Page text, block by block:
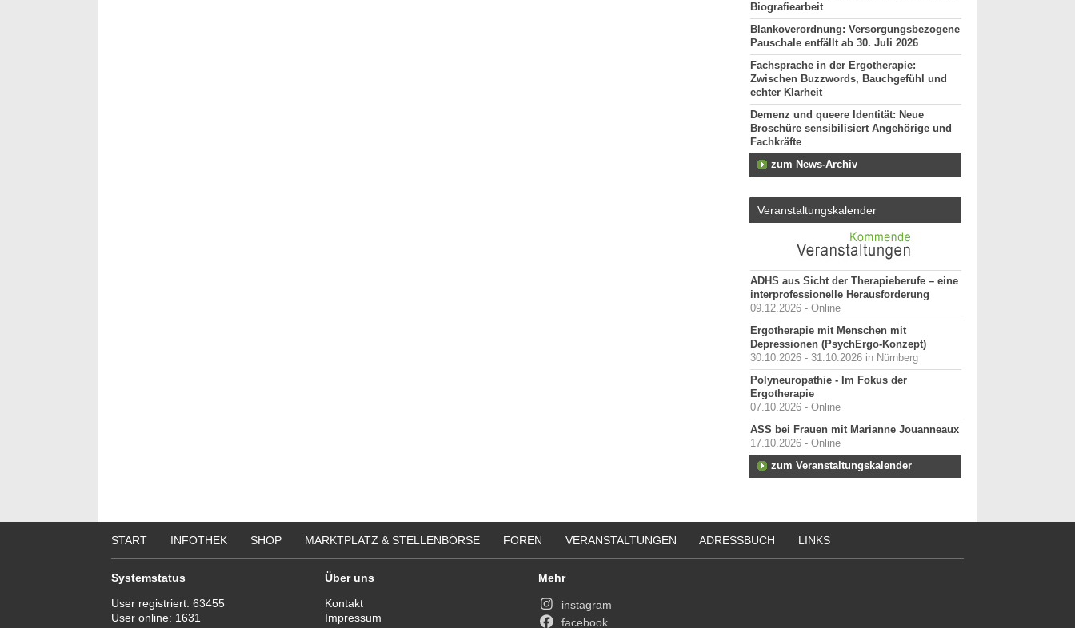
Biografiearbeit
Blankoverordnung: Versorgungsbezogene
Pauschale entfällt ab 30. Juli 2026
Fachsprache in der Ergotherapie:
Zwischen Buzzwords, Bauchgefühl und
echter Klarheit
Demenz und queere Identität: Neue
Broschüre sensibilisiert Angehörige und
Fachkräfte
zum News-Archiv
Veranstaltungskalender
ADHS aus Sicht der Therapieberufe – eine
interprofessionelle Herausforderung
09.12.2026 - Online
Ergotherapie mit Menschen mit
Depressionen (PsychErgo-Konzept)
30.10.2026 - 31.10.2026 in Nürnberg
Polyneuropathie - Im Fokus der
Ergotherapie
07.10.2026 - Online
ASS bei Frauen mit Marianne Jouanneaux
17.10.2026 - Online
zum Veranstaltungskalender
START INFOTHEK SHOP MARKTPLATZ & STELLENBÖRSE FOREN VERANSTALTUNGEN ADRESSBUCH LINKS
Systemstatus
User registriert: 63455
User online: 1631
Über uns
Kontakt
Impressum
Mehr
instagram
facebook